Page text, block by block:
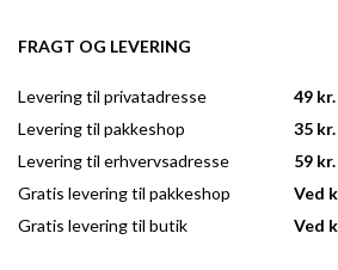
FRAGT OG LEVERING
Levering til privatadresse
Levering til pakkeshop
Levering til erhvervsadresse
Gratis levering til pakkeshop
Gratis levering til butik
49 kr.
35 kr.
59 kr.
Ved
Ved